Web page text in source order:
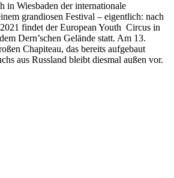
in Wiesbaden der internationale
grandiosen Festival – eigentlich: nach
findet der European Youth Circus in
Dern’schen Gelände statt. Am 13.
Chapiteau, das bereits aufgebaut
aus Russland bleibt diesmal außen vor.